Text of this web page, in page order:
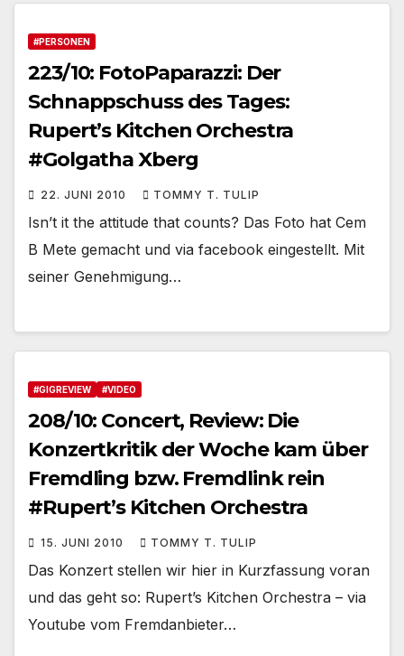
#PERSONEN
223/10: FotoPaparazzi: Der
Schnappschuss des Tages:
Rupert’s Kitchen Orchestra
#Golgatha Xberg
22. JUNI 2010 TOMMY T. TULIP
Isn’t it the attitude that counts? Das Foto hat Cem
B Mete gemacht und via facebook eingestellt. Mit
seiner Genehmigung…
#GIGREVIEW #VIDEO
208/10: Concert, Review: Die
Konzertkritik der Woche kam über
Fremdling bzw. Fremdlink rein
#Rupert’s Kitchen Orchestra
15. JUNI 2010 TOMMY T. TULIP
Das Konzert stellen wir hier in Kurzfassung voran
und das geht so: Rupert’s Kitchen Orchestra – via
Youtube vom Fremdanbieter…